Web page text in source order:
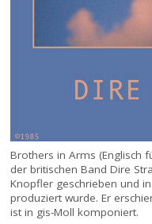
Brothers in Arms (Englisch
der britischen Band Dire
Knopfler geschrieben und
produziert wurde. Er
ist in gis-Moll komponiert.